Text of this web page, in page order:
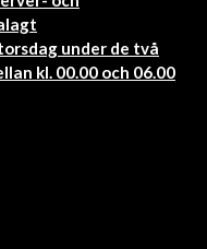
under de två
kl. 00.00 och 06.00